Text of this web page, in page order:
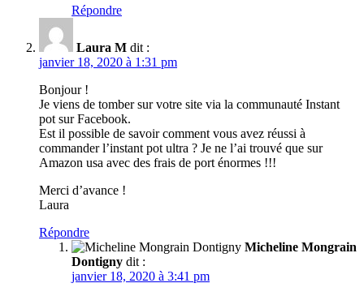
Répondre
Laura M dit :
janvier 18, 2020 à 1:31 pm
Bonjour !
Je viens de tomber sur votre site via la communauté Instant
pot sur Facebook.
Est il possible de savoir comment vous avez réussi à
commander l’instant pot ultra ? Je ne l’ai trouvé que sur
Amazon usa avec des frais de port énormes !!!
Merci d’avance !
Laura
Répondre
Micheline Mongrain
Dontigny dit :
janvier 18, 2020 à 3:41 pm